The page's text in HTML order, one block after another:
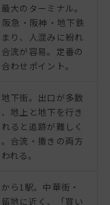
大のターミナル。
阪急・阪神・地下鉄
り、人混みに紛れ
流が容易。定番の
わせポイント。
下街。出口が多数
地上と地下を行き
ると追跡が難しく
合流・撒きの両方
れる。
ら1駅。中華街・
地に近く、「買い